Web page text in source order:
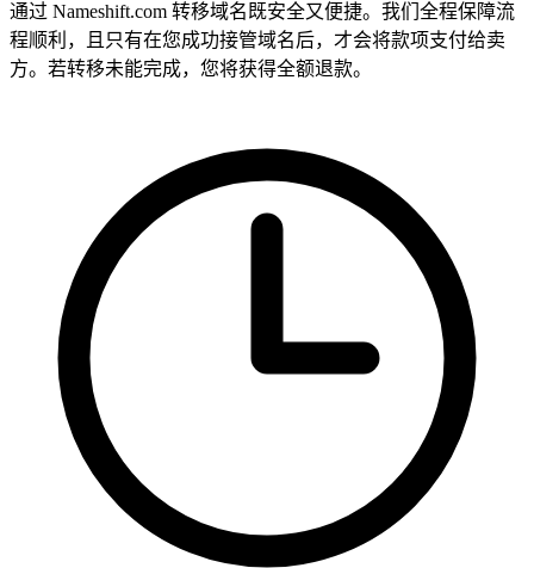
通过 Nameshift.com 转移域名既安全又便捷。我们全程保障流
程顺利，且只有在您成功接管域名后，才会将款项支付给卖
方。若转移未能完成，您将获得全额退款。